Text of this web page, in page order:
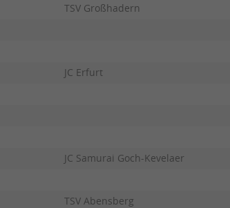
TSV Großhadern
JC Erfurt
JC Samurai Goch-Kevelaer
TSV Abensberg